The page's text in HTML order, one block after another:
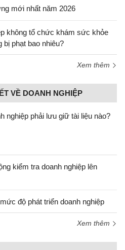
mới nhất năm 2026
không tổ chức khám sức khỏe
bị phạt bao nhiêu?
Xem thêm
VỀ DOANH NGHIỆP
nghiệp phải lưu giữ tài liệu nào?
kiểm tra doanh nghiệp lên
độ phát triển doanh nghiệp
Xem thêm